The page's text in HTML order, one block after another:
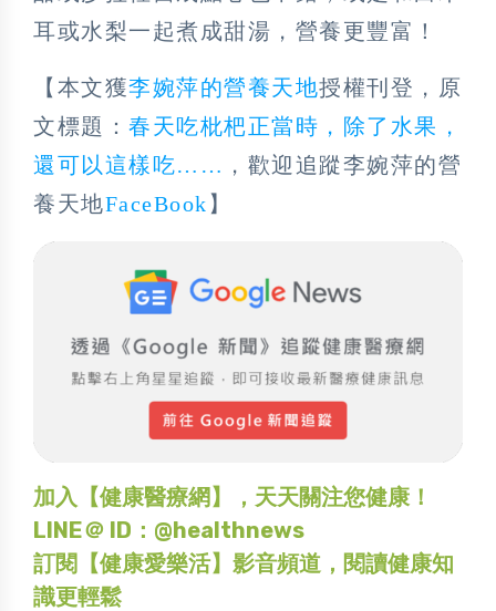
耳或水梨一起煮成甜湯，營養更豐富！
【本文獲李婉萍的營養天地授權刊登，原
文標題： 春天吃枇杷正當時，除了水果，
還可以這樣吃…… ，歡迎追蹤李婉萍的營
養天地FaceBook 】
加入【健康醫療網】，天天關注您健康！
LINE＠ ID：@healthnews
訂閱【健康愛樂活】影音頻道，閱讀健康知
識更輕鬆